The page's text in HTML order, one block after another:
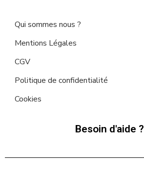
Qui sommes nous ?
Mentions Légales
CGV
Politique de confidentialité
Cookies
Besoin d'aide ?